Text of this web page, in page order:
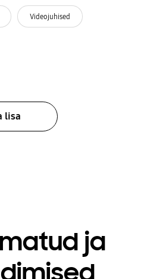
Videojuhised
lisa
ja